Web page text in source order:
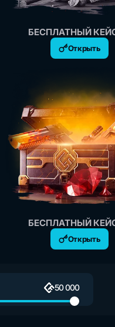
БЕСПЛАТНЫЙ
Открыть
БЕСПЛАТНЫЙ
Открыть
50 000